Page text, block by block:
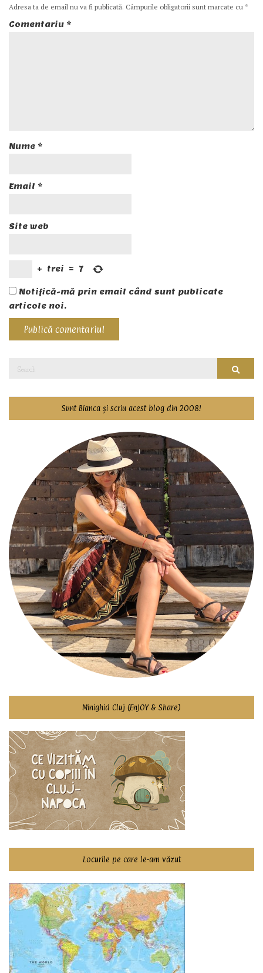
Adresa ta de email nu va fi publicată. Câmpurile obligatorii sunt marcate cu *
Comentariu *
Nume *
Email *
Site web
+ trei = 7
Notifică-mă prin email când sunt publicate
articole noi.
Sunt Bianca și scriu acest blog din 2008!
Minighid Cluj (EnJOY & Share)
Locurile pe care le-am văzut